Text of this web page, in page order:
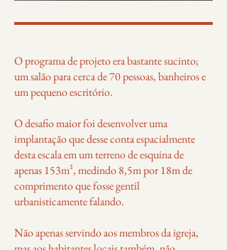
O programa de projeto era bastante sucinto;
um salão para cerca de 70 pessoas, banheiros e
um pequeno escritório.
O desafio maior foi desenvolver uma
implantação que desse conta espacialmente
desta escala em um terreno de esquina de
apenas 153m², medindo 8,5m por 18m de
comprimento que fosse gentil
urbanisticamente falando.
Não apenas servindo aos membros da igreja,